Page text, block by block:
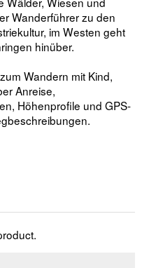
Wanderführer zu den
im Westen geht
hinüber.
Wandern mit Kind,
Anreise,
Höhenprofile und GPS-